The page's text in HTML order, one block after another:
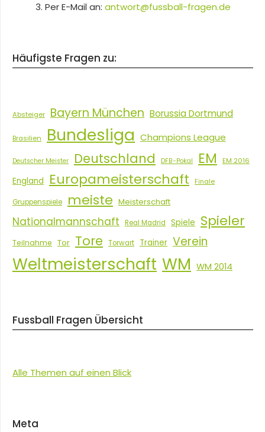
Per E-Mail an: antwort@fussball-fragen.de
Häufigste Fragen zu:
Absteiger Bayern München Borussia Dortmund
Brasilien Bundesliga Champions League
Deutscher Meister Deutschland DFB-Pokal EM EM 2016
England Europameisterschaft Finale
Gruppenspiele meiste Meisterschaft
Nationalmannschaft Real Madrid Spiele Spieler
Teilnahme Tor Tore Torwart Trainer Verein
Weltmeisterschaft WM WM 2014
Fussball Fragen Übersicht
Alle Themen auf einen Blick
Meta